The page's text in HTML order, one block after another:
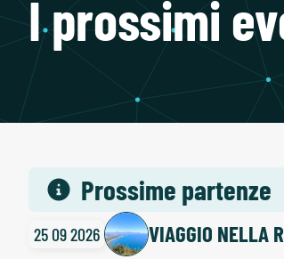
I prossimi
Prossime partenze
VIAGGIO NELLA
25 09 2026